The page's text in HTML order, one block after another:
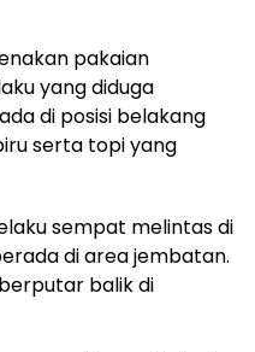
pakaian
yang diduga
di posisi belakang
serta topi yang
sempat melintas di
di area jembatan.
balik di